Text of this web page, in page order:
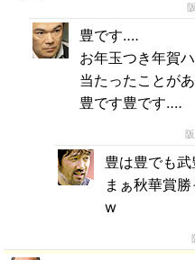
阪
豊です‥‥
お年玉つき年賀
当たったことが
豊です豊です‥‥
阪
豊は豊でも
まぁ秋華賞
w